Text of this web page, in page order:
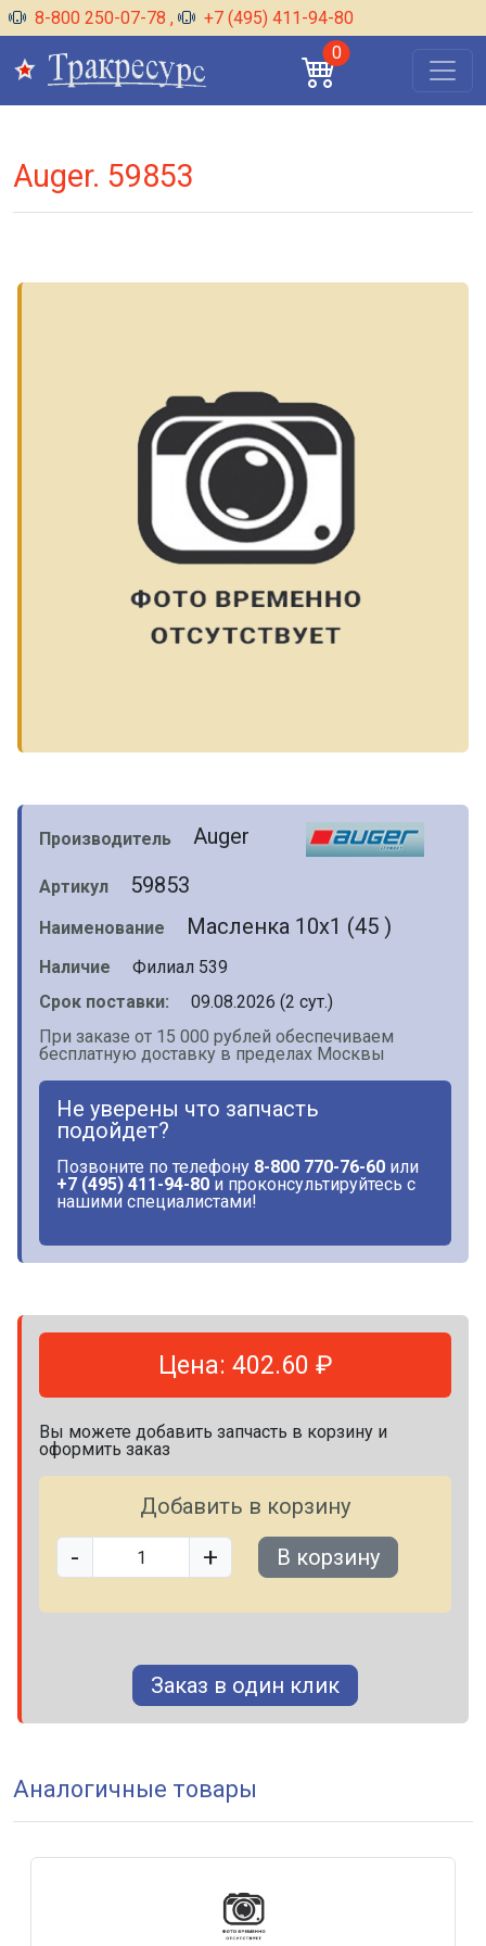
8-800 250-07-78 ,
+7 (495) 411-94-80
0
Auger. 59853
Производитель Auger
Артикул 59853
Наименование Масленка 10x1 (45 )
Наличие
Филиал 539
Срок поставки:
09.08.2026 (2 сут.)
При заказе от 15 000 рублей обеспечиваем
бесплатную доставку в пределах Москвы
Не уверены что запчасть
подойдет?
Позвоните по телефону 8-800 770-76-60 или
+7 (495) 411-94-80 и проконсультируйтесь с
нашими специалистами!
Цена: 402.60 ₽
Вы можете добавить запчасть в корзину и
оформить заказ
Добавить в корзину
- + В корзину
Заказ в один клик
Аналогичные товары